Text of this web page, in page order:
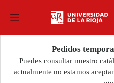
contenido
Pedidos
Puedes consultar nuestro
actualmente no estamos